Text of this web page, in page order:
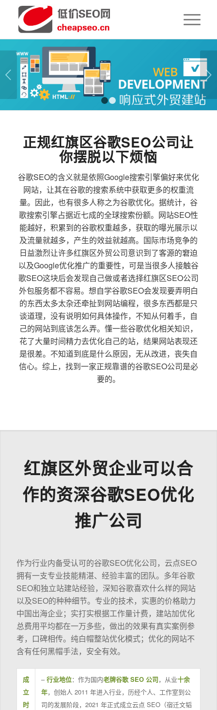
下一页
1 2
正规红旗区谷歌SEO公司让
你摆脱以下烦恼
谷歌SEO的含义就是依照Google搜索引擎偏好来优化
网站，让其在谷歌的搜索系统中获取更多的权重流
量。因此，也有很多人称之为谷歌优化。据统计，谷
歌搜索引擎占据近七成的全球搜索份额。网站SEO性
能越好，积累到的谷歌权重越多，获取的曝光展示以
及流量就越多，产生的效益就越高。国际市场竞争的
日益激烈让许多红旗区外贸公司意识到了客源的窘迫
以及Google优化推广的重要性，可是当很多人接触谷
歌SEO这块后会发现自己做或者选择红旗区SEO公司
外包服务都不容易。想自学谷歌SEO会发现要弄明白
的东西太多太杂还牵扯到网站编程，很多东西都是只
谈道理，没有说明如何具体操作，不知从何着手，自
己的网站到底该怎么弄。懂一些谷歌优化相关知识，
花了大量时间精力去优化自己的站，结果网站表现还
是很差。不知道到底是什么原因，无从改进，丧失自
信心。综上，找到一家正规靠谱的谷歌SEO公司是必
要的。
红旗区外贸企业可以合
作的资深谷歌SEO优化
推广公司
作为行业内备受认可的谷歌SEO优化公司，云点SEO
拥有一支专业技能精湛、经验丰富的团队。多年谷歌
SEO和独立站建站经验，深知谷歌喜欢什么样的网站
以及SEO的种种细节。专业的技术，实惠的价格助力
中国出海企业；实打实根据工作量计费，建站加优化
总费用平均都在一万多些，做出的效果有真实案例参
考，口碑相传。纯白帽整站优化模式；优化的网站不
含有任何黑帽手法，安全有效。
成
立
时
–行业地位：作为国内老牌谷歌 SEO 公司，从业十余
年，创始人 2011 年进入行业，历经个人、工作室到公
司的发展阶段，2021 年正式成立云点 SEO（宿迁文韬